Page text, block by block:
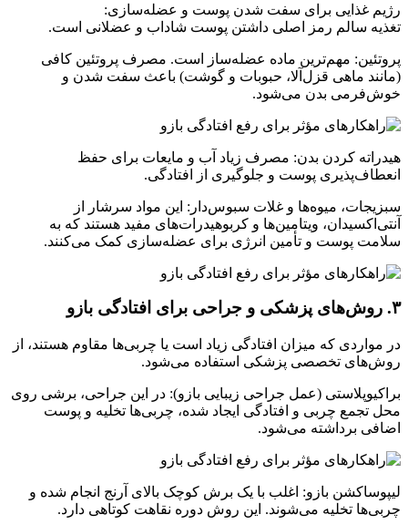
رژیم غذایی برای سفت شدن پوست و عضله‌سازی:
تغذیه سالم رمز اصلی داشتن پوست شاداب و عضلانی است.
پروتئین: مهم‌ترین ماده عضله‌ساز است. مصرف پروتئین کافی
(مانند ماهی قزل‌آلا، حبوبات و گوشت) باعث سفت شدن و
خوش‌فرمی بدن می‌شود.
هیدراته کردن بدن: مصرف زیاد آب و مایعات برای حفظ
انعطاف‌پذیری پوست و جلوگیری از افتادگی.
سبزیجات، میوه‌ها و غلات سبوس‌دار: این مواد سرشار از
آنتی‌اکسیدان، ویتامین‌ها و کربوهیدرات‌های مفید هستند که به
سلامت پوست و تأمین انرژی برای عضله‌سازی کمک می‌کنند.
۳. روش‌های پزشکی و جراحی برای افتادگی بازو
در مواردی که میزان افتادگی زیاد است یا چربی‌ها مقاوم هستند، از
روش‌های تخصصی پزشکی استفاده می‌شود.
براکیوپلاستی (عمل جراحی زیبایی بازو): در این جراحی، برشی روی
محل تجمع چربی و افتادگی ایجاد شده، چربی‌ها تخلیه و پوست
اضافی برداشته می‌شود.
لیپوساکشن بازو: اغلب با یک برش کوچک بالای آرنج انجام شده و
چربی‌ها تخلیه می‌شوند. این روش دوره نقاهت کوتاهی دارد.